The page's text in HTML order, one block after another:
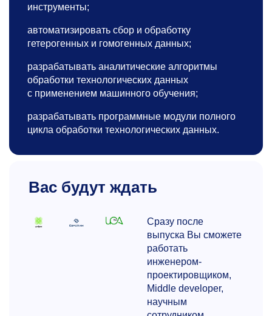
инструменты;
автоматизировать сбор и обработку
гетерогенных и гомогенных данных;
разрабатывать аналитические алгоритмы
обработки технологических данных
с применением машинного обучения;
разрабатывать программные модули полного
цикла обработки технологических данных.
Вас будут ждать
Сразу после
выпуска Вы сможете
работать
инженером-
проектировщиком,
Middle developer,
научным